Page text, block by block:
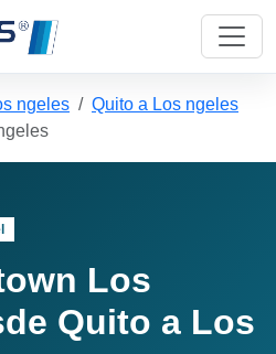
ngeles
Quito a Los ngeles
Los
Quito a Los